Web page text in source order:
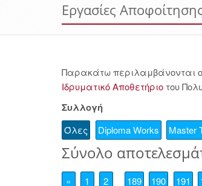
Εργασίες
Παρακάτω περιλαμβάνονται
Ιδρυματικό Αποθετήριο του
Συλλογή
Όλες Diploma Works Master
Σύνολο
« 1 2 189 190 191